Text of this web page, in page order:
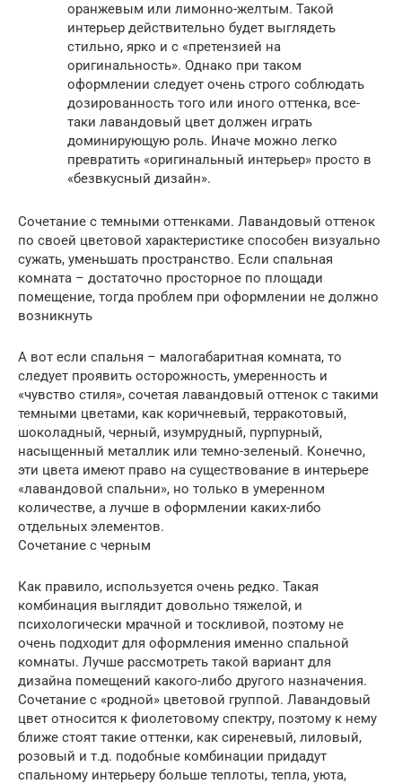
оранжевым или лимонно-желтым. Такой
интерьер действительно будет выглядеть
стильно, ярко и с «претензией на
оригинальность». Однако при таком
оформлении следует очень строго соблюдать
дозированность того или иного оттенка, все-
таки лавандовый цвет должен играть
доминирующую роль. Иначе можно легко
превратить «оригинальный интерьер» просто в
«безвкусный дизайн».
Сочетание с темными оттенками. Лавандовый оттенок
по своей цветовой характеристике способен визуально
сужать, уменьшать пространство. Если спальная
комната – достаточно просторное по площади
помещение, тогда проблем при оформлении не должно
возникнуть
А вот если спальня – малогабаритная комната, то
следует проявить осторожность, умеренность и
«чувство стиля», сочетая лавандовый оттенок с такими
темными цветами, как коричневый, терракотовый,
шоколадный, черный, изумрудный, пурпурный,
насыщенный металлик или темно-зеленый. Конечно,
эти цвета имеют право на существование в интерьере
«лавандовой спальни», но только в умеренном
количестве, а лучше в оформлении каких-либо
отдельных элементов.
Сочетание с черным
Как правило, используется очень редко. Такая
комбинация выглядит довольно тяжелой, и
психологически мрачной и тоскливой, поэтому не
очень подходит для оформления именно спальной
комнаты. Лучше рассмотреть такой вариант для
дизайна помещений какого-либо другого назначения.
Сочетание с «родной» цветовой группой. Лавандовый
цвет относится к фиолетовому спектру, поэтому к нему
ближе стоят такие оттенки, как сиреневый, лиловый,
розовый и т.д. подобные комбинации придадут
спальному интерьеру больше теплоты, тепла, уюта,